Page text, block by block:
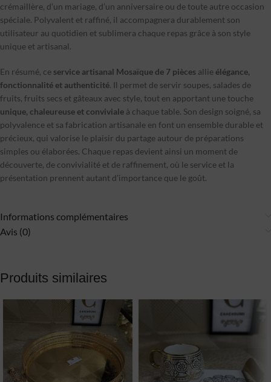
crémaillère, d’un mariage, d’un anniversaire ou de toute autre occasion
spéciale. Polyvalent et raffiné, il accompagnera durablement son
utilisateur au quotidien et sublimera chaque repas grâce à son style
unique et artisanal.
En résumé, ce service artisanal Mosaïque de 7 pièces allie élégance,
fonctionnalité et authenticité. Il permet de servir soupes, salades de
fruits, fruits secs et gâteaux avec style, tout en apportant une touche
unique, chaleureuse et conviviale à chaque table. Son design soigné, sa
polyvalence et sa fabrication artisanale en font un ensemble durable et
précieux, qui valorise le plaisir du partage autour de préparations
simples ou élaborées. Chaque repas devient ainsi un moment de
découverte, de convivialité et de raffinement, où le service et la
présentation prennent autant d’importance que le goût.
Informations complémentaires
Avis (0)
Produits similaires